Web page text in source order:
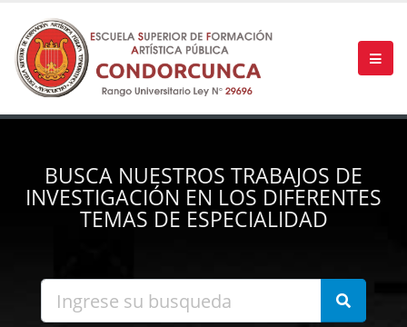
BUSCA NUESTROS TRABAJOS DE
INVESTIGACIÓN EN LOS DIFERENTES
TEMAS DE ESPECIALIDAD